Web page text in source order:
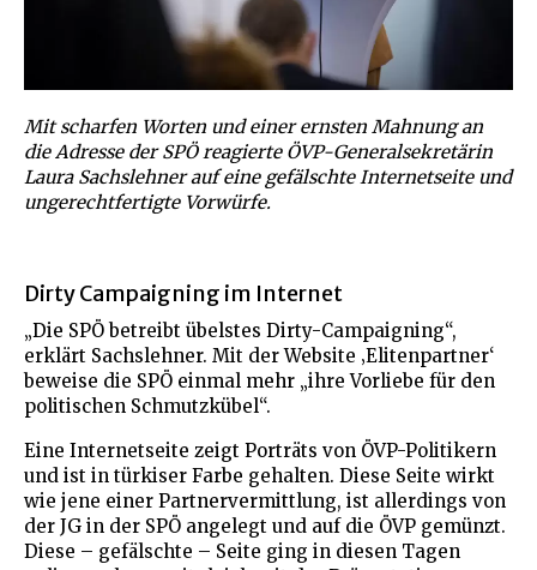
Mit scharfen Worten und einer ernsten Mahnung an
die Adresse der SPÖ reagierte ÖVP-Generalsekretärin
Laura Sachslehner auf eine gefälschte Internetseite und
ungerechtfertigte Vorwürfe.
Dirty Campaigning im Internet
„Die SPÖ betreibt übelstes Dirty-Campaigning“,
erklärt Sachslehner. Mit der Website ‚Elitenpartner‘
beweise die SPÖ einmal mehr „ihre Vorliebe für den
politischen Schmutzkübel“.
Eine Internetseite zeigt Porträts von ÖVP-Politikern
und ist in türkiser Farbe gehalten. Diese Seite wirkt
wie jene einer Partnervermittlung, ist allerdings von
der JG in der SPÖ angelegt und auf die ÖVP gemünzt.
Diese – gefälschte – Seite ging in diesen Tagen